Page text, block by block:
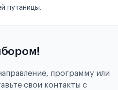
путаницы.
программу или
свои контакты с